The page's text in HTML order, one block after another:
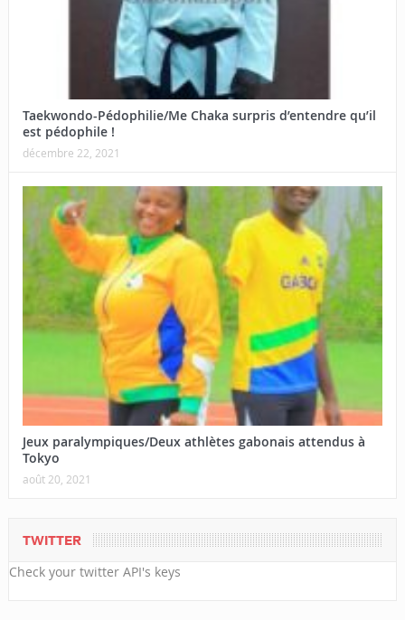
Taekwondo-Pédophilie/Me Chaka surpris d’entendre qu’il
est pédophile !
décembre 22, 2021
Jeux paralympiques/Deux athlètes gabonais attendus à
Tokyo
août 20, 2021
TWITTER
Check your twitter API's keys